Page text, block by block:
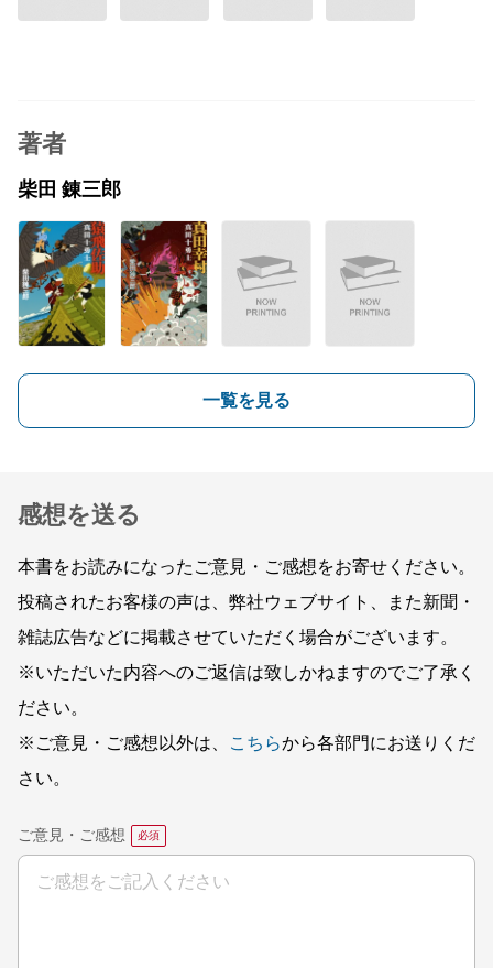
著者
柴田 錬三郎
一覧を見る
感想を送る
本書をお読みになったご意見・ご感想をお寄せください。
投稿されたお客様の声は、弊社ウェブサイト、また新聞・
雑誌広告などに掲載させていただく場合がございます。
※いただいた内容へのご返信は致しかねますのでご了承く
ださい。
※ご意見・ご感想以外は、
こちらから各部門にお送りくだ
さい。
ご意見・ご感想